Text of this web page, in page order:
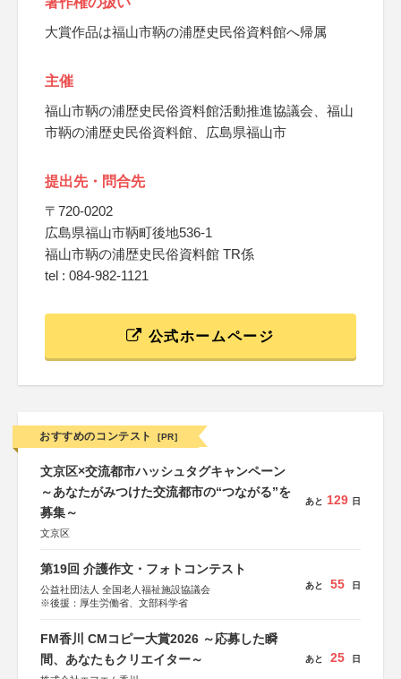
大賞作品は福山市鞆の浦歴史民俗資料館へ帰属
主催
福山市鞆の浦歴史民俗資料館活動推進協議会、福山
市鞆の浦歴史民俗資料館、広島県福山市
提出先・問合先
〒720-0202
広島県福山市鞆町後地536-1
福山市鞆の浦歴史民俗資料館 TR係
tel : 084-982-1121
公式ホームページ
おすすめのコンテスト [PR]
文京区×交流都市ハッシュタグキャンペーン
～あなたがみつけた交流都市の“つながる”を
募集～
文京区
あと 129 日
第19回 介護作文・フォトコンテスト
公益社団法人 全国老人福祉施設協議会
※後援：厚生労働省、文部科学省
あと 55 日
FM香川 CMコピー大賞2026 ～応募した瞬
間、あなたもクリエイター～
あと 25 日